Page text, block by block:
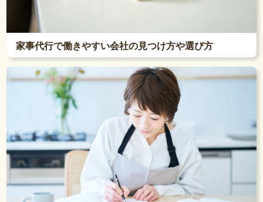
家事代行で働きやすい会社の見つけ方や選び方